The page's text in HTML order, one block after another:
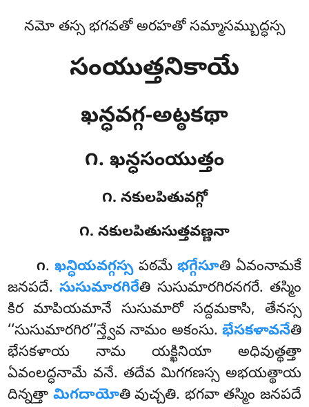
నమో తస్స భగవతో అరహతో సమ్మాసమ్బుద్ధస్స
సంయుత్తనికాయే
ఖన్ధవగ్గ-అట్ఠకథా
౧. ఖన్ధసంయుత్తం
౧. నకులపితువగ్గో
౧. నకులపితుసుత్తవణ్ణనా
౧.ఖన్ధియవగ్గస్స పఠమేభగ్గేసూతి ఏవంనామకే
జనపదే.సుసుమారగిరేతి సుసుమారగిరనగరే. తస్మిం
కిర మాపియమానే సుసుమారో సద్దమకాసి, తేనస్స
‘‘సుసుమారగిర’’న్త్వేవ నామం అకంసు. భేసకళావనేతి
భేసకళాయ నామ యక్ఖినియా అధివుత్థత్తా
ఏవంలద్ధనామే వనే. తదేవ మిగగణస్స అభయత్థాయ
దిన్నత్తా మిగదాయోతి వుచ్చతి. భగవా తస్మిం జనపదే